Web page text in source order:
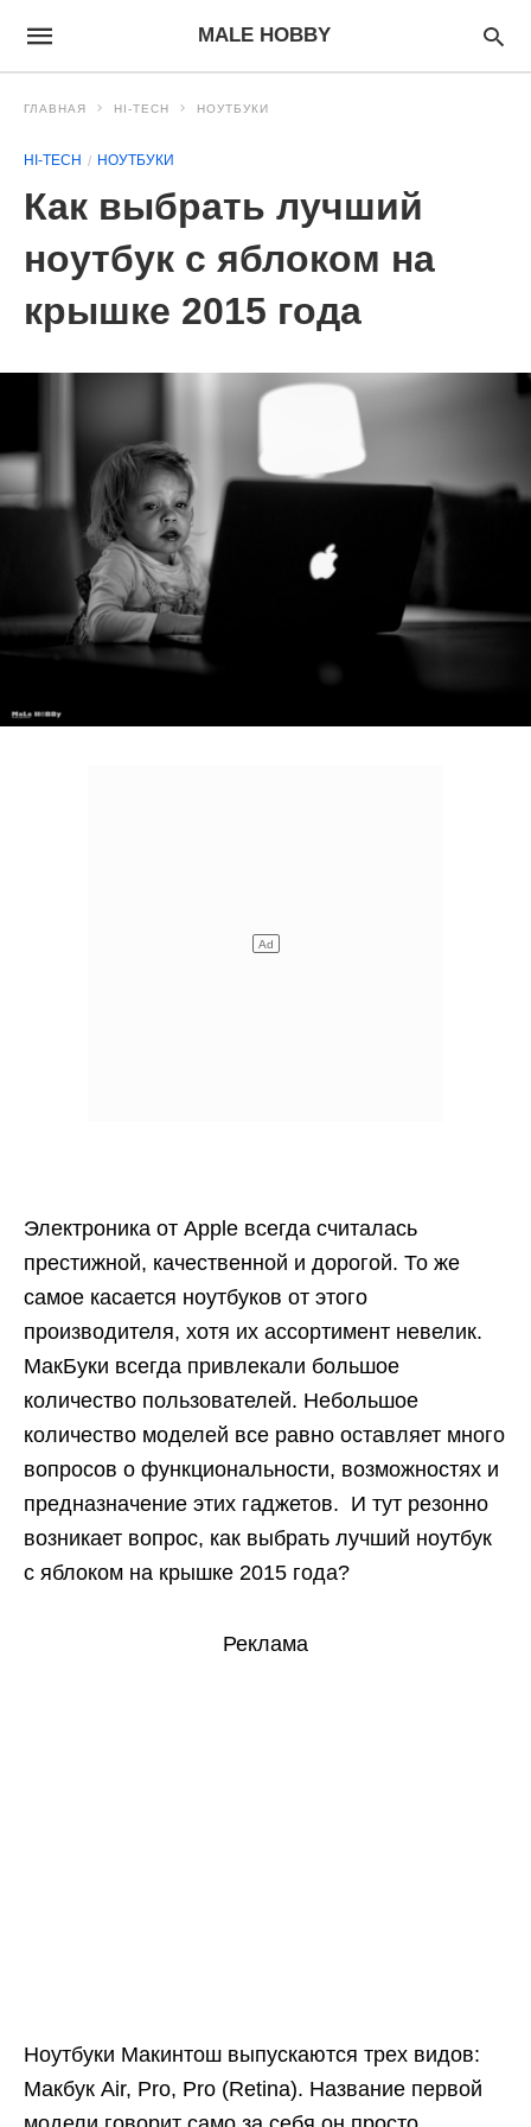
MALE HOBBY
ГЛАВНАЯ HI-TECH НОУТБУКИ
HI-TECH НОУТБУКИ
Как выбрать лучший
ноутбук с яблоком на
крышке 2015 года
Электроника от Apple всегда считалась
престижной, качественной и дорогой. То же
самое касается ноутбуков от этого
производителя, хотя их ассортимент невелик.
МакБуки всегда привлекали большое
количество пользователей. Небольшое
количество моделей все равно оставляет много
вопросов о функциональности, возможностях и
предназначение этих гаджетов. И тут резонно
возникает вопрос, как выбрать лучший ноутбук
с яблоком на крышке 2015 года?
Реклама
Ноутбуки Макинтош выпускаются трех видов:
Макбук Air, Pro, Pro (Retina). Название первой